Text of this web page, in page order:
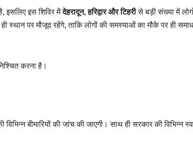
इसलिए इस शिविर मेंदेहरादून, हरिद्वार और टिहरीसे बड़ी संख्या में
स्थान पर मौजूद रहेंगे, ताकि लोगों की समस्याओं का मौके पर ही
करना है।
बीमारियों की जांच की जाएगी। साथ ही सरकार की विभिन्न